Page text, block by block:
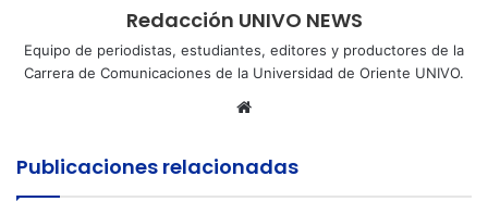
Redacción UNIVO NEWS
Equipo de periodistas, estudiantes, editores y productores de la
Carrera de Comunicaciones de la Universidad de Oriente UNIVO.
Sitio
Publicaciones relacionadas